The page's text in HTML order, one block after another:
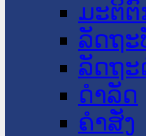
ມະຕິຕົ
ລັດຖ
ລັດຖະ
ດໍາລັດ
ຄໍາສັ່ງ